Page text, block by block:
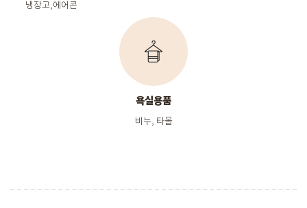
냉장고,에어콘
욕실용품
비누, 타올